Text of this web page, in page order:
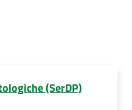
(SerDP)